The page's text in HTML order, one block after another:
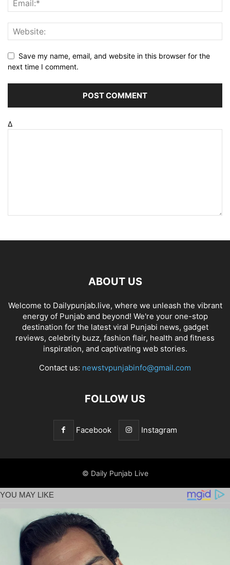
Save my name, email, and website in this browser for the
next time I comment.
Δ
ABOUT US
Welcome to Dailypunjab.live, where we unleash the vibrant
energy of Punjab and beyond! We're your one-stop
destination for the latest viral Punjabi news, gadget
reviews, celebrity buzz, fashion flair, health and fitness
inspiration, and captivating web stories.
Contact us: newstvpunjabinfo@gmail.com
FOLLOW US
Facebook Instagram
© Daily Punjab Live